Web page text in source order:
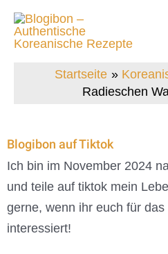
Zum
Inhalt
springen
Startseite
Radieschen
Blogibon auf Tiktok
Ich bin im November 2024
und teile auf tiktok mein
gerne, wenn ihr euch für
interessiert!